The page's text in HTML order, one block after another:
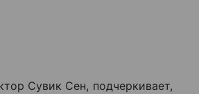
Сувик Сен, подчеркивает,